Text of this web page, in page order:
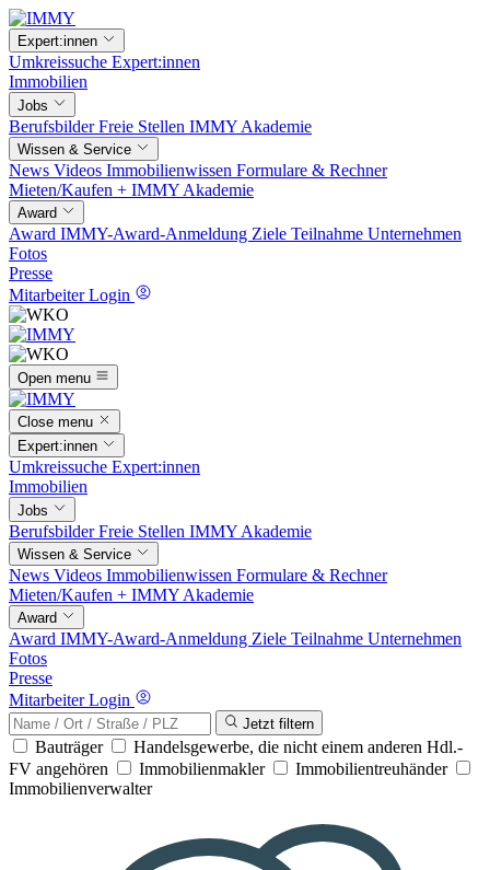
Expert:innen
Umkreissuche Expert:innen
Immobilien
Jobs
BerufsbilderFreie Stellen IMMY Akademie
Wissen & Service
News Videos Immobilienwissen Formulare & Rechner
Mieten/Kaufen + IMMY Akademie
Award
Award IMMY-Award-Anmeldung Ziele Teilnahme Unternehmen
Fotos
Presse
Mitarbeiter Login
Open menu
Close menu
Expert:innen
Umkreissuche Expert:innen
Immobilien
Jobs
BerufsbilderFreie Stellen IMMY Akademie
Wissen & Service
News Videos Immobilienwissen Formulare & Rechner
Mieten/Kaufen + IMMY Akademie
Award
Award IMMY-Award-Anmeldung Ziele Teilnahme Unternehmen
Fotos
Presse
Mitarbeiter Login
Jetzt filtern
Bauträger
Handelsgewerbe, die nicht einem anderen Hdl.-
FV angehören
Immobilienmakler
Immobilientreuhänder
Immobilienverwalter